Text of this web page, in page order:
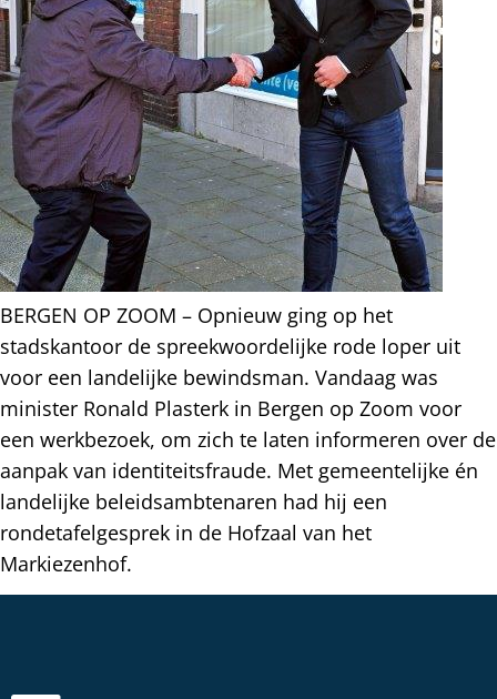
BERGEN OP ZOOM – Opnieuw ging op het
stadskantoor de spreekwoordelijke rode loper uit
voor een landelijke bewindsman. Vandaag was
minister Ronald Plasterk in Bergen op Zoom voor
een werkbezoek, om zich te laten informeren over de
aanpak van identiteitsfraude. Met gemeentelijke én
landelijke beleidsambtenaren had hij een
rondetafelgesprek in de Hofzaal van het
Markiezenhof.